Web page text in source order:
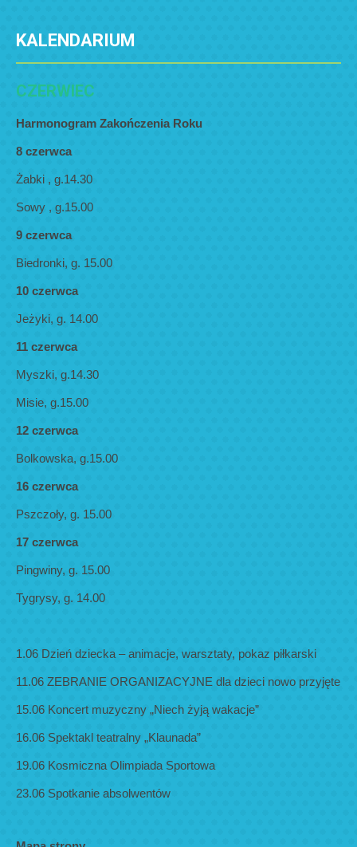
KALENDARIUM
CZERWIEC
Harmonogram Zakończenia Roku
8 czerwca
Żabki , g.14.30
Sowy , g.15.00
9 czerwca
Biedronki, g. 15.00
10 czerwca
Jeżyki, g. 14.00
11 czerwca
Myszki, g.14.30
Misie, g.15.00
12 czerwca
Bolkowska, g.15.00
16 czerwca
Pszczoły, g. 15.00
17 czerwca
Pingwiny, g. 15.00
Tygrysy, g. 14.00
1.06 Dzień dziecka – animacje, warsztaty, pokaz piłkarski
11.06 ZEBRANIE ORGANIZACYJNE dla dzieci nowo przyjęte
15.06 Koncert muzyczny „Niech żyją wakacje”
16.06 Spektakl teatralny „Klaunada”
19.06 Kosmiczna Olimpiada Sportowa
23.06 Spotkanie absolwentów